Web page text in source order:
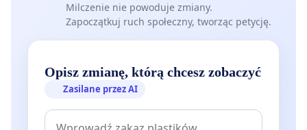
Milczenie nie powoduje zmiany.
Zapoczątkuj ruch społeczny, tworząc petycję.
Opisz zmianę, którą chcesz zobaczyć
Zasilane przez AI